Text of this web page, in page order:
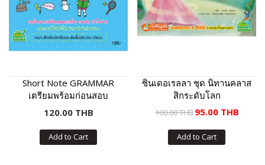
Short Note GRAMMAR
เตรียมพร้อมก่อนสอบ
120.00 THB
Add to Cart
ซินเดอเรลลา ชุด นิทานคลาส
สิกระดับโลก
100.00 THB95.00 THB
Add to Cart